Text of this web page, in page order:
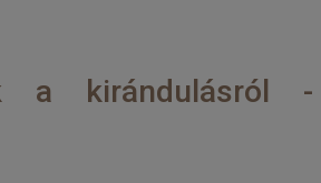
a kirándulásról -